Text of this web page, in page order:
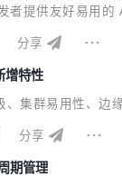
提供友好易用的
分享
增特性
集群易用性、边
分享
期管理